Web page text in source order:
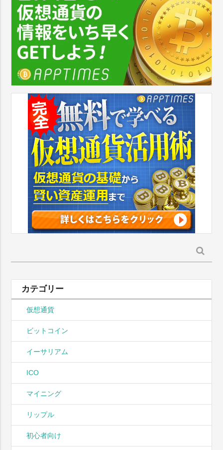
索:
カテゴリー
仮想通貨
ビットコイン
イーサリアム
ICO
マイニング
リップル
初心者向け